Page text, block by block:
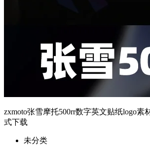
zxmoto张雪摩托500rr数字英文贴纸logo素
式下载
未分类